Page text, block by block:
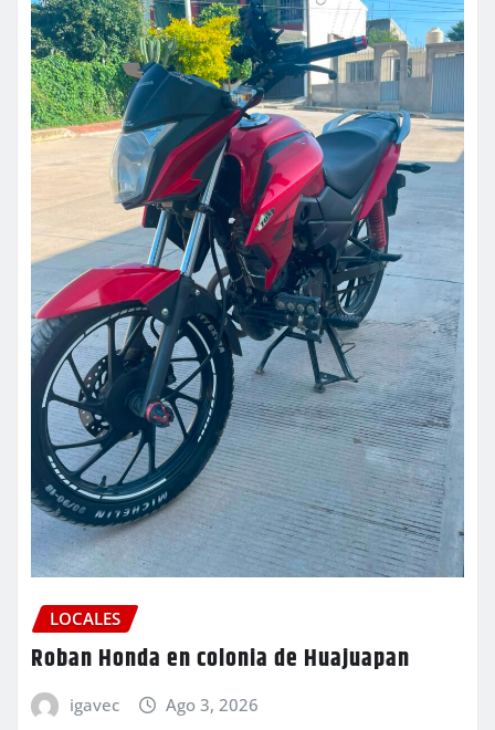
LOCALES
Roban Honda en colonia de Huajuapan
igavec Ago 3, 2026